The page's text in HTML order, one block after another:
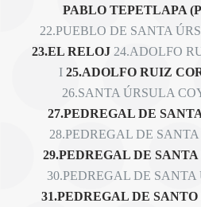
PABLO TEPETLAPA
22.PUEBLO DE SANTA
23.EL RELOJ 24.ADOLFO
I 25.ADOLFO RUIZ
26.SANTA ÚRSULA
27.PEDREGAL DE
28.PEDREGAL DE
29.PEDREGAL DE
30.PEDREGAL DE
31.PEDREGAL DE